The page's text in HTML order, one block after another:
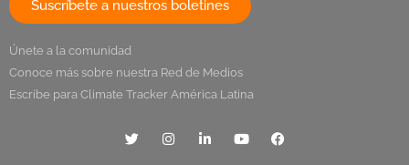
Suscríbete a nuestros boletines
Únete a la comunidad
Conoce más sobre nuestra Red de Medios
Escribe para Climate Tracker América Latina